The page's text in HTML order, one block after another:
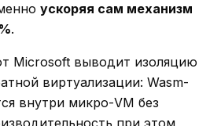
ускоряя сам механизм
.
Microsoft выводит изоляцию
виртуализации: Wasm-
внутри микро-VM без